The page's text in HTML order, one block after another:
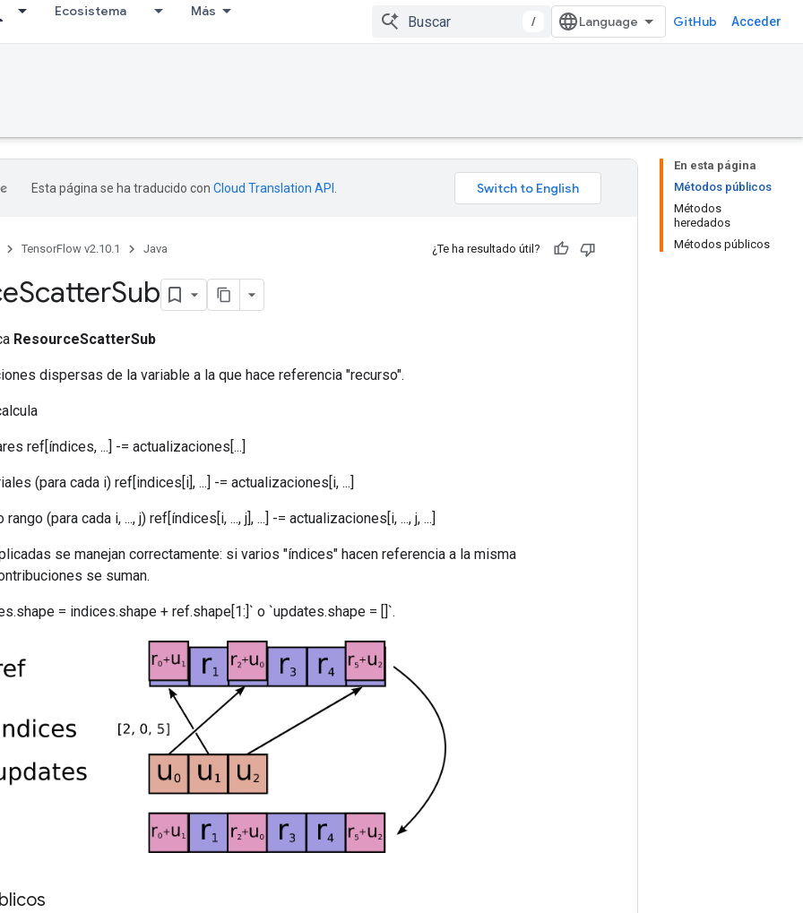
Ecosistema Más
/ GitHub Acceder
En esta página
Métodos públicos
Métodos
heredados
Métodos públicos
Esta página se ha traducido con Cloud Translation API
TensorFlow v2.10.1 Java ¿Te ha resultado útil?
ScatterSub
ResourceScatterSub
dispersas de la variable a la que hace referencia "recurso".
ref[índices, ...] -= actualizaciones[...]
(para cada i) ref[indices[i], ...] -= actualizaciones[i, ...]
(para cada i, ..., j) ref[índices[i, ..., j], ...] -= actualizaciones[i, ..., j, ...]
se manejan correctamente: si varios "índices" hacen referencia a la misma
se suman.
= indices.shape + ref.shape[1:]` o `updates.shape = []`.